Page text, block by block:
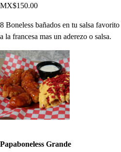
MX$150.00
8 Boneless bañados en tu salsa
a la francesa mas un aderezo o salsa.
Papaboneless Grande